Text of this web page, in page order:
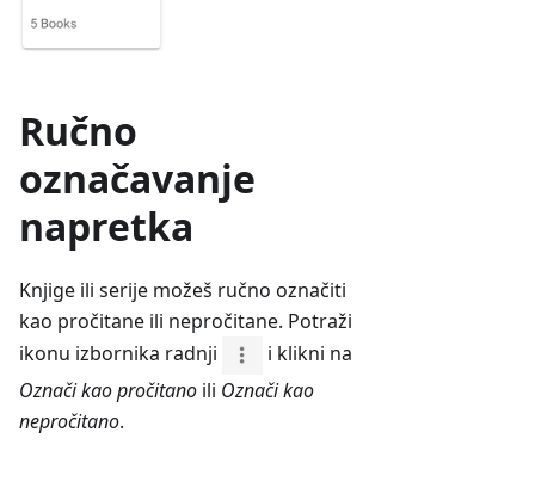
Ručno
označavanje
napretka
Knjige ili serije možeš ručno označiti
kao pročitane ili nepročitane. Potraži
ikonu izbornika radnji
i klikni na
Označi kao pročitano ili Označi kao
nepročitano.